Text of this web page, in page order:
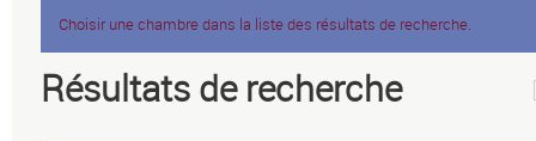
Choisir une chambre dans la liste des résultats de recherche.
Résultats de recherche